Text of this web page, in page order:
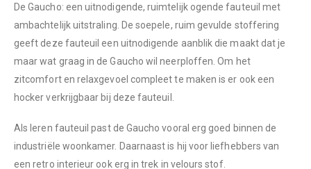
De Gaucho: een uitnodigende, ruimtelijk ogende fauteuil met
ambachtelijk uitstraling. De soepele, ruim gevulde stoffering
geeft deze fauteuil een uitnodigende aanblik die maakt dat je
maar wat graag in de Gaucho wil neerploffen. Om het
zitcomfort en relaxgevoel compleet te maken is er ook een
hocker verkrijgbaar bij deze fauteuil.
Als leren fauteuil past de Gaucho vooral erg goed binnen de
industriële woonkamer. Daarnaast is hij voor liefhebbers van
een retro interieur ook erg in trek in velours stof.